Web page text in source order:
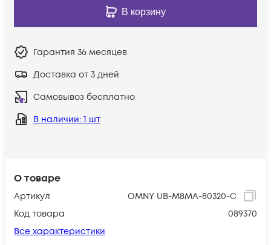
О товаре
Артикул
OMNY UB-M8MA-80320-C
Код товара
089370
Все характеристики
В корзину
Гарантия 36 месяцев
Доставка от 3 дней
Самовывоз бесплатно
В наличии: 1 шт